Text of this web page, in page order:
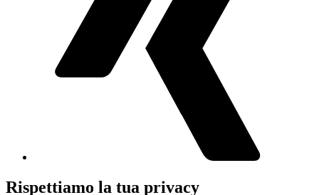
Rispettiamo la tua privacy